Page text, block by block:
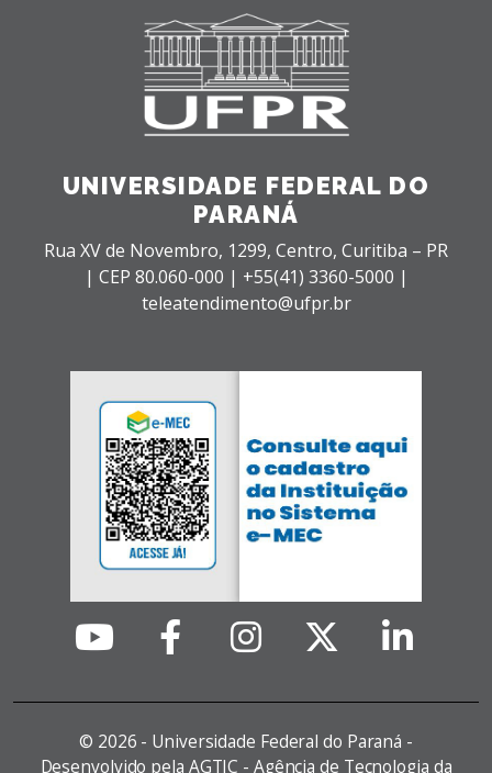
UNIVERSIDADE FEDERAL DO
PARANÁ
Rua XV de Novembro, 1299, Centro, Curitiba – PR
| CEP 80.060-000 | +55(41) 3360-5000 |
teleatendimento@ufpr.br
© 2026 - Universidade Federal do Paraná -
Desenvolvido pela AGTIC - Agência de Tecnologia da